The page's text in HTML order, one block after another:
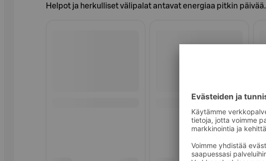
Helpot ja herkulliset välipalat antavat energiaa pitkin päivää.